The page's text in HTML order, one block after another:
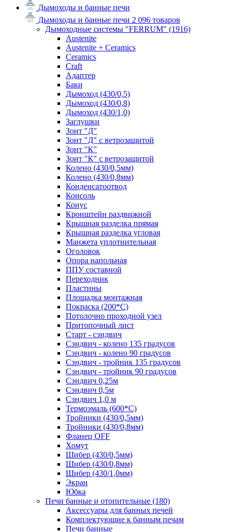
Дымоходы и банные печи
Дымоходы и банные печи 2 096 товаров
Дымоходные системы "FERRUM" (1916)
Austenite
Austenite + Ceramics
Ceramics
Craft
Адаптер
Баки
Дымоход (430/0,5)
Дымоход (430/0,8)
Дымоход (430/1,0)
Заглушки
Зонт "Д"
Зонт "Д" с ветрозащитой
Зонт "К"
Зонт "К" с ветрозащитой
Колено (430/0,5мм)
Колено (430/0,8мм)
Конденсатоотвод
Консоль
Конус
Кронштейн раздвижной
Крышная разделка прямая
Крышная разделка угловая
Манжета уплотнительная
Оголовок
Опора напольная
ППУ составной
Переходник
Пластины
Площадка монтажная
Покраска (200*С)
Потолочно проходной узел
Притопочный лист
Старт - сэндвич
Сэндвич - колено 135 градусов
Сэндвич - колено 90 градусов
Сэндвич - тройник 135 градусов
Сэндвич - тройник 90 градусов
Сэндвич 0,25м
Сэндвич 0,5м
Сэндвич 1,0 м
Термоэмаль (600*С)
Тройники (430/0,5мм)
Тройники (430/0,8мм)
Фланец OFF
Хомут
Шибер (430/0,5мм)
Шибер (430/0,8мм)
Шибер (430/1,0мм)
Экран
Юбка
Печи банные и отопительные (180)
Аксессуары для банных печей
Комплектующие к банным печам
Печи банные